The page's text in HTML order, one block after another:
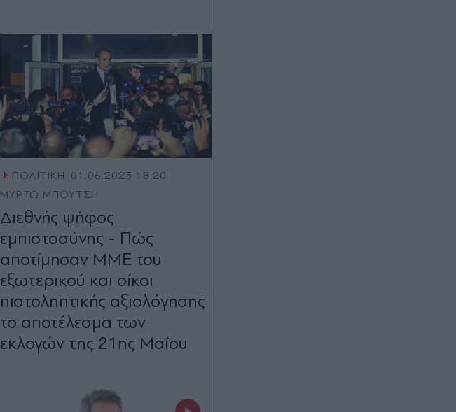
ΠΟΛΙΤΙΚΗ
01.06.2023 18:20
ΜΥΡΤΩ ΜΠΟΥΤΣΗ
Διεθνής ψήφος
εμπιστοσύνης - Πώς
αποτίμησαν ΜΜΕ του
εξωτερικού και οίκοι
πιστοληπτικής αξιολόγησης
το αποτέλεσμα των
εκλογών της 21ης Μαΐου